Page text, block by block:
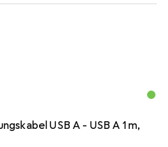
USB A - USB A 1 m,